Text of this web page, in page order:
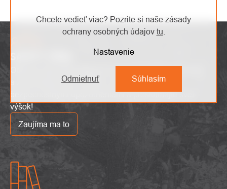
Chcete vedieť viac? Pozrite si naše zásady
ochrany osobných údajov tu
Nastavenie
Odmietnuť Súhlasím
a zaujímavé akcie. Buďte v obraze s aktuálnymi
bezpečnostnými upozorneniami a preskúmajte svet
výšok!
Zaujíma ma to